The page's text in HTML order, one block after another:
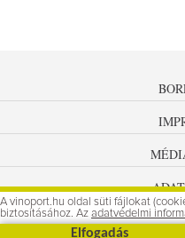
A vinoport.hu oldal süti fájlokat
biztosításához. Az adatvédelmi
Elfogadás